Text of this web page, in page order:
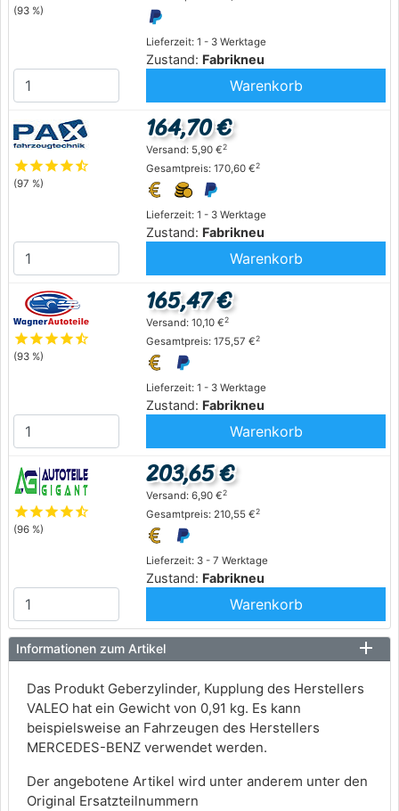
(93 %)
Lieferzeit: 1 - 3 Werktage
Zustand: Fabrikneu
Warenkorb
starstarstarstarstar_half
(97 %)
Lieferzeit: 1 - 3 Werktage
Zustand: Fabrikneu
164,70 €
Versand: 5,90 €2
Gesamtpreis: 170,60 €2
Warenkorb
starstarstarstarstar_half
(93 %)
Lieferzeit: 1 - 3 Werktage
Zustand: Fabrikneu
165,47 €
Versand: 10,10 €2
Gesamtpreis: 175,57 €2
Warenkorb
starstarstarstarstar_half
(96 %)
Lieferzeit: 3 - 7 Werktage
Zustand: Fabrikneu
203,65 €
Versand: 6,90 €2
Gesamtpreis: 210,55 €2
Warenkorb
Informationen zum Artikel
Das Produkt Geberzylinder, Kupplung des Herstellers
VALEO hat ein Gewicht von 0,91 kg. Es kann
beispielsweise an Fahrzeugen des Herstellers
MERCEDES-BENZ verwendet werden.
Der angebotene Artikel wird unter anderem unter den
Original Ersatzteilnummern